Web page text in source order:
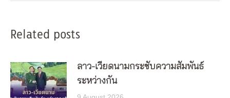
Related posts
ลาว-เวียดนามกระชับความสัมพันธ์
ระหว่างกัน